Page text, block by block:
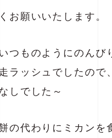
お願いいたします。
つものようにのんび
ラッシュでしたので
しでした～
の代わりにミカンを